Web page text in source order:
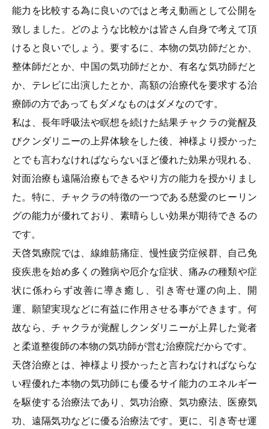
能力を比較する為に良いのではと考え動画として公開を
致しました。どのような比較かは皆さん自身で考えて頂
けると良いでしょう。要するに、本物の気功師だとか、
整体師だとか、中国の気功師だとか、有名な気功師だと
か、テレビに出演したとか、高額の治療代を要求する治
療師の方であってもダメなものはダメなのです。
私は、長年呼吸法や瞑想を続けた結果チャクラの覚醒及
びクンダリニーの上昇体験をした後、神様より授かった
とでも言わなければならないほど優れた効果が現れる、
対面治療も遠隔治療もできるやり方の能力を授かりまし
た。特に、チャクラの特徴の一つである慈愛のヒーリン
グの能力が優れており、素晴らしい効果が期待できるの
です。
天啓気療院では、線維筋痛症、慢性疲労症候群、自己免
疫疾患を始め多くの難病や厄介な症状、痛みの種類や症
状に係わらず改善に導き癒し、引き寄せ運の向上、開
運、願望実現などに有益に作用させる事ができます。何
故なら、チャクラが覚醒しクンダリニーが上昇した覚者
と柔道整復師の本物の気功師が営む治療院だからです。
天啓治療とは、神様より授かったと言わなければならな
い程優れた本物の気功師にも優るサイ能力のエネルギー
を駆使する治療法であり、気功治療、気功療法、医療気
功、遠隔気功などに優る治療法です。更に、引き寄せ運